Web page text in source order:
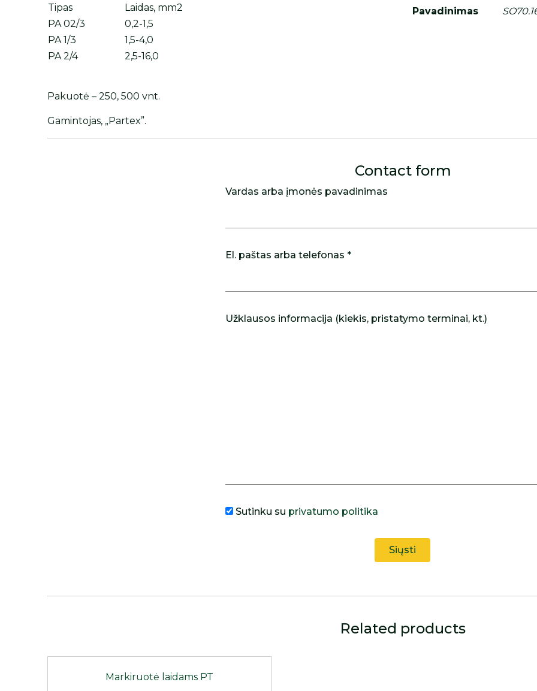
Tipas
Laidas, mm2
PA 02/3
0,2-1,5
PA 1/3
1,5-4,0
PA 2/4
2,5-16,0
Pakuotė – 250, 500 vnt.
Gamintojas, „Partex”.
Pavadinimas
Contact form
Vardas arba įmonės pavadinimas
El. paštas arba telefonas *
Užklausos informacija (kiekis, pristatymo terminai, kt.)
Sutinku su privatumo politika
Related products
Markiruotė laidams PT